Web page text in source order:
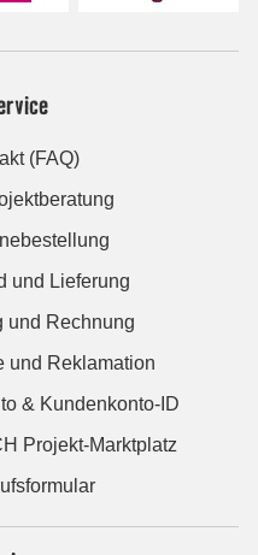
(FAQ)
und Lieferung
und Rechnung
und Reklamation
& Kundenkonto-ID
Projekt-Marktplatz